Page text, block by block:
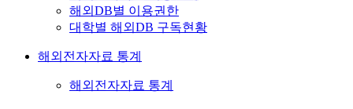
해외DB별 이용권한
대학별 해외DB 구독현황
해외전자자료 통계
해외전자자료 통계